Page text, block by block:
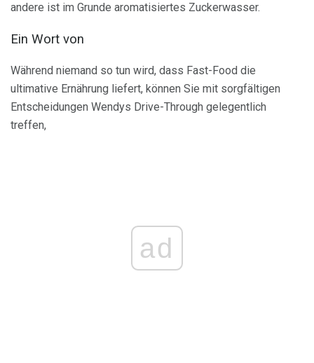
andere ist im Grunde aromatisiertes Zuckerwasser.
Ein Wort von
Während niemand so tun wird, dass Fast-Food die
ultimative Ernährung liefert, können Sie mit sorgfältigen
Entscheidungen Wendys Drive-Through gelegentlich
treffen,
ad